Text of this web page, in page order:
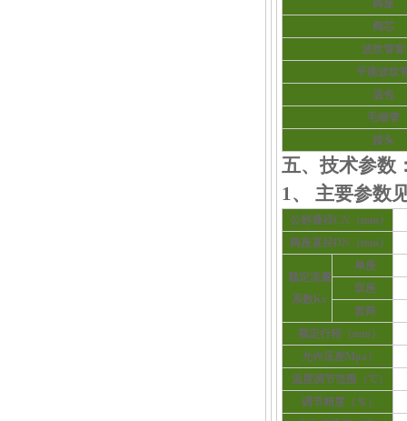
阀座
阀芯
波纹管套
平衡波纹
温包
毛细管
接头
五、技术参数
1、 主要参数
公称通径CN（mm）
阀座直径DN（mm）
额定流量
系数Kv
单座
双座
套筒
额定行程（mm）
允许压差Mpa）
温度调节范围（℃）
调节精度（％）